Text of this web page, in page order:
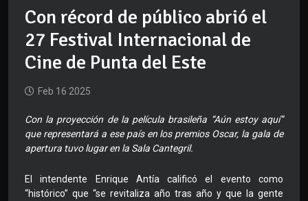
Con récord de público abrió el
27 Festival Internacional de
Cine de Punta del Este
Feb 16 2025
Con la proyección de la película brasileña “Aún estoy aquí”
que representará a ese país en los premios Oscar, la gala de
apertura tuvo lugar en la Sala Cantegril.
El intendente Enrique Antía calificó el evento como
“histórico” que “se revitaliza año tras año y que la gente